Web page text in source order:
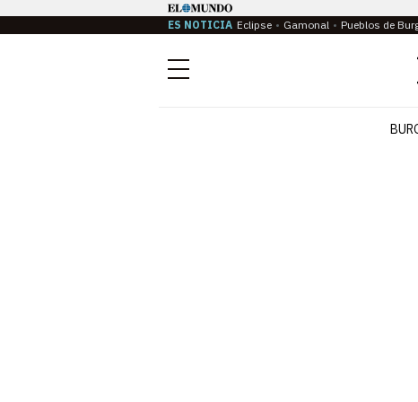
ES NOTICIA Eclipse Gamonal Pueblos de
Menú